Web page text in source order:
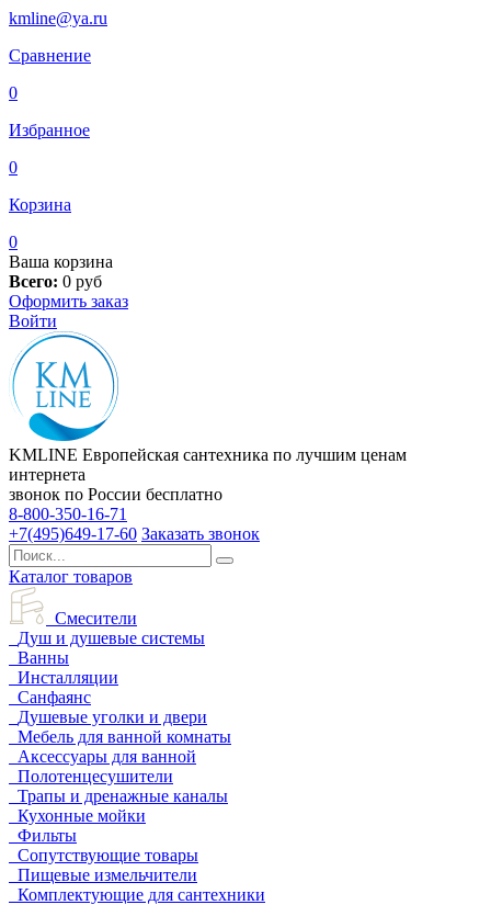
kmline@ya.ru
Сравнение
0
Избранное
0
Корзина
0
Ваша корзина
Всего: 0 руб
Оформить заказ
Войти
KMLINE Европейская сантехника по лучшим ценам
интернета
звонок по России бесплатно
8-800-350-16-71
+7(495)649-17-60 Заказать звонок
Каталог товаров
Смесители
Душ и душевые системы
Ванны
Инсталляции
Санфаянс
Душевые уголки и двери
Мебель для ванной комнаты
Аксессуары для ванной
Полотенцесушители
Трапы и дренажные каналы
Кухонные мойки
Фильты
Сопутствующие товары
Пищевые измельчители
Комплектующие для сантехники